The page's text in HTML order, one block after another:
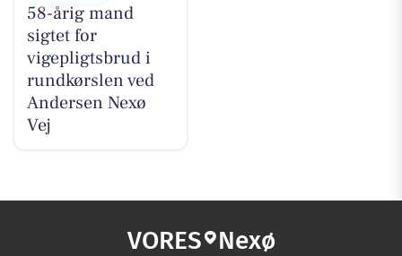
58-årig mand
sigtet for
vigepligtsbrud i
rundkørslen ved
Andersen Nexø
Vej
VORES Nexø